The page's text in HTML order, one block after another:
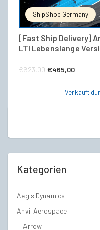
ShipShop Germany
[Fast Ship Delivery]
LTI Lebenslange
€623,00 €465,00
Verkauft
Kategorien
Aegis Dynamics
Anvil Aerospace
Arrow